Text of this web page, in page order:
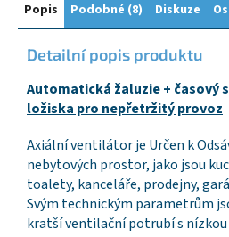
Popis Podobné (8) Diskuze
Detailní popis produktu
Automatická žaluzie + časový
ložiska pro nepřetržitý provoz
Axiální ventilátor je Určen k
nebytových prostor, jako jsou
toalety, kanceláře, prodejny,
Svým technickým parametrům
kratší ventilační potrubí s